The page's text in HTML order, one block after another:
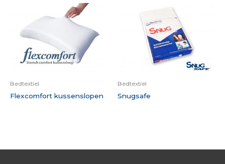
Bedtextiel
Flexcomfort kussenslopen
Bedtextiel
Snugsafe